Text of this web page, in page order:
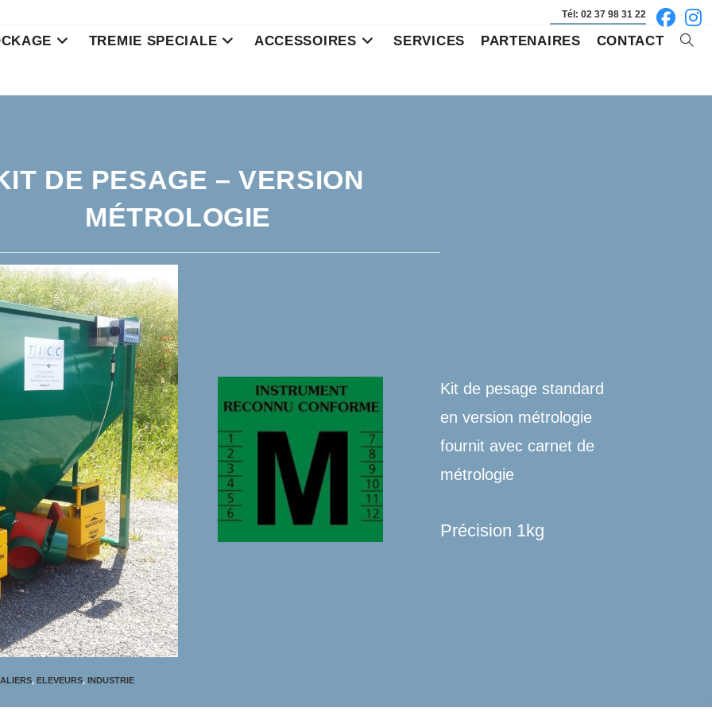
Tél: 02 37 98 31 22
TREMIE SPECIALE ACCESSOIRES SERVICES PARTENAIRES CONTACT
DE PESAGE – VERSION
MÉTROLOGIE
Kit de pesage standard
en version métrologie
fournit avec carnet de
métrologie
Précision 1kg
, ELEVEURS, INDUSTRIE